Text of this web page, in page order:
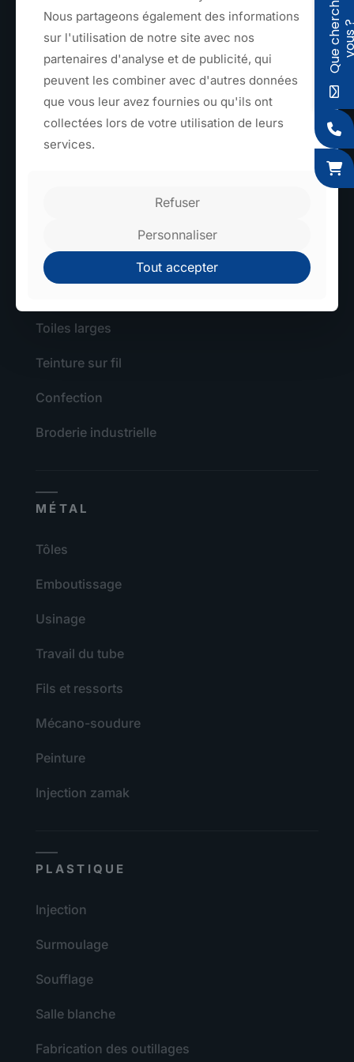
6 Rue de l'Apothicaire, 59560 Comines
TEXTILE
Tressage
Toiles larges
Teinture sur fil
Confection
Broderie industrielle
MÉTAL
Tôles
Emboutissage
Usinage
Travail du tube
Fils et ressorts
Mécano-soudure
Peinture
Injection zamak
PLASTIQUE
Injection
Surmoulage
Soufflage
Salle blanche
Fabrication des outillages
Nous partageons également des informations
sur l'utilisation de notre site avec nos
partenaires d'analyse et de publicité, qui
peuvent les combiner avec d'autres données
que vous leur avez fournies ou qu'ils ont
collectées lors de votre utilisation de leurs
services.
Refuser
Personnaliser
Tout accepter
Q
u
e
c
h
e
r
c
h
e
z
-
v
o
u
s